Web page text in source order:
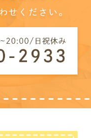
せください。